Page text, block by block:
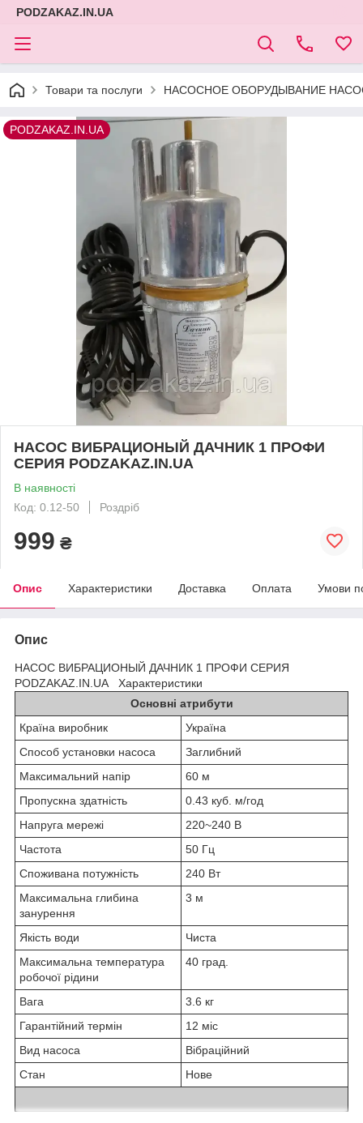
PODZAKAZ.IN.UA
Товари та послуги НАСОСНОЕ ОБОРУДЫВАНИЕ
PODZAKAZ.IN.UA
НАСОС ВИБРАЦИОНЫЙ ДАЧНИК 1 ПРОФИ
СЕРИЯ PODZAKAZ.IN.UA
В наявності
Код: 0.12-50
Роздріб
999 ₴
Опис Характеристики Доставка Оплата Умови
Опис
НАСОС ВИБРАЦИОНЫЙ ДАЧНИК 1 ПРОФИ СЕРИЯ
PODZAKAZ.IN.UA Характеристики
Основні атрибути
Країна виробник
Україна
Способ установки насоса
Заглибний
Максимальний напір
60 м
Пропускна здатність
0.43 куб. м/год
Напруга мережі
220~240 В
Частота
50 Гц
Споживана потужність
240 Вт
Максимальна глибина
занурення
3 м
Якість води
Чиста
Максимальна температура
робочої рідини
40 град.
Вага
3.6 кг
Гарантійний термін
12 міс
Вид насоса
Вібраційний
Стан
Нове